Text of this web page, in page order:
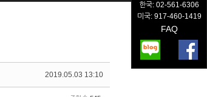
2019.05.03 13:10
한국: 02-561-6306
미국: 917-460-1419
FAQ